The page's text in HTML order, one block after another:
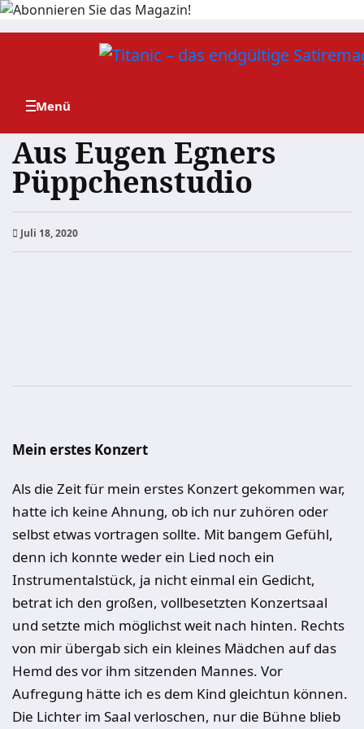
Zum
Aus Eugen Egners
Püppchenstudio
Juli 18, 2020
Mein erstes Konzert
Als die Zeit für mein erstes Konzert gekommen war,
hatte ich keine Ahnung, ob ich nur zuhören oder
selbst etwas vortragen sollte. Mit bangem Gefühl,
denn ich konnte weder ein Lied noch ein
Instrumentalstück, ja nicht einmal ein Gedicht,
betrat ich den großen, vollbesetzten Konzertsaal
und setzte mich möglichst weit nach hinten. Rechts
von mir übergab sich ein kleines Mädchen auf das
Hemd des vor ihm sitzenden Mannes. Vor
Aufregung hätte ich es dem Kind gleichtun können.
Die Lichter im Saal verloschen, nur die Bühne blieb